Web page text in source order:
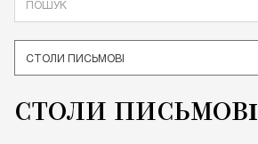
СТОЛИ ПИСЬМОВІ
СТОЛИ ПИСЬМОВІ